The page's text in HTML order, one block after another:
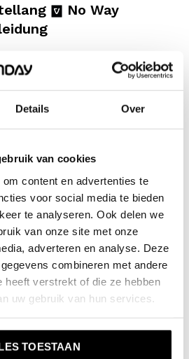
Details Over
van cookies
content en advertenties te
voor social media te bieden
te analyseren. Ook delen we
van onze site met onze
adverteren en analyse. Deze
combineren met andere
heeft verstrekt of die ze hebben
uw gebruik van hun services.
TOESTAAN
No Way
Jungen in leuchtenden Farben!
Look, der perfekt
und einem Kordelzug
beim Tauchen und Spielen gut
Material sorgt dafür,
wieder bereit bist für dein
der Sonne.
2026
(92-164) /